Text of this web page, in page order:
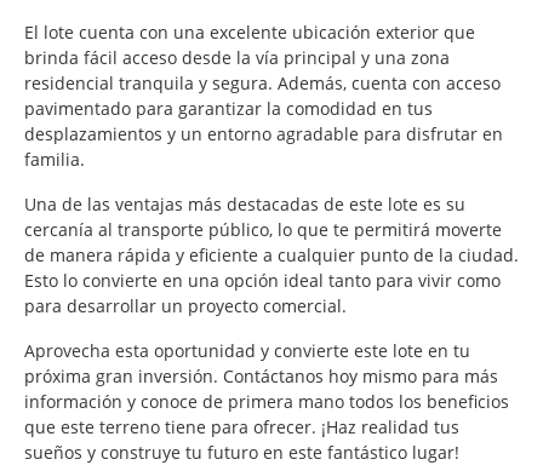
El lote cuenta con una excelente ubicación exterior que
brinda fácil acceso desde la vía principal y una zona
residencial tranquila y segura. Además, cuenta con acceso
pavimentado para garantizar la comodidad en tus
desplazamientos y un entorno agradable para disfrutar en
familia.
Una de las ventajas más destacadas de este lote es su
cercanía al transporte público, lo que te permitirá moverte
de manera rápida y eficiente a cualquier punto de la ciudad.
Esto lo convierte en una opción ideal tanto para vivir como
para desarrollar un proyecto comercial.
Aprovecha esta oportunidad y convierte este lote en tu
próxima gran inversión. Contáctanos hoy mismo para más
información y conoce de primera mano todos los beneficios
que este terreno tiene para ofrecer. ¡Haz realidad tus
sueños y construye tu futuro en este fantástico lugar!